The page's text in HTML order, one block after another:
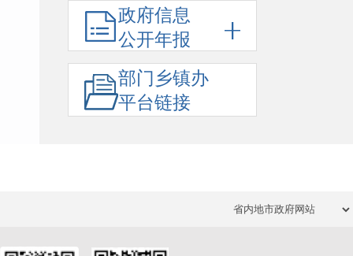
政府信息
公开年报
部门乡镇办
平台链接